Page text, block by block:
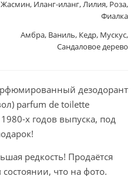
Жасмин, Иланг-иланг, Лилия, Роза,
Фиалка
Амбра, Ваниль, Кедр, Мускус,
Сандаловое дерево
дезодорант
parfum de toilette
х гoдов выпуска, под
редкость! Продаётся
что на фото.